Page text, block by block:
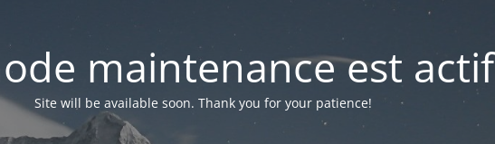
maintenance est actif
Site will be available soon. Thank you for your patience!